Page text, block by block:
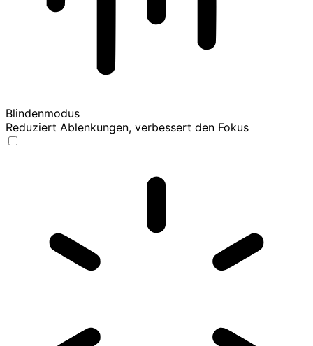
Blindenmodus
Reduziert Ablenkungen, verbessert den Fokus